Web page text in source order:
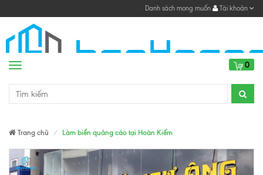
Danh sách mong muốn Tài khoản
Menu 0
Trang chủ Làm biển quảng cáo tại Hoàn Kiếm